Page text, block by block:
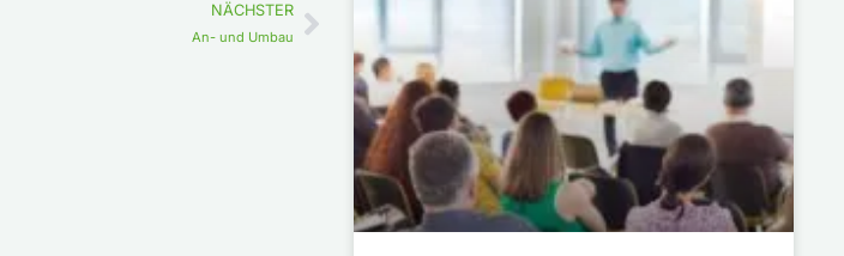
NÄCHSTER
An- und Umbau